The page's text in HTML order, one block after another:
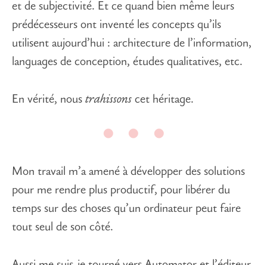
et de subjectivité. Et ce quand bien même leurs
prédécesseurs ont inventé les concepts qu’ils
utilisent aujourd’hui : architecture de l’information,
languages de conception, études qualitatives, etc.
En vérité, nous trahissons cet héritage.
Mon travail m’a amené à développer des solutions
pour me rendre plus productif, pour libérer du
temps sur des choses qu’un ordinateur peut faire
tout seul de son côté.